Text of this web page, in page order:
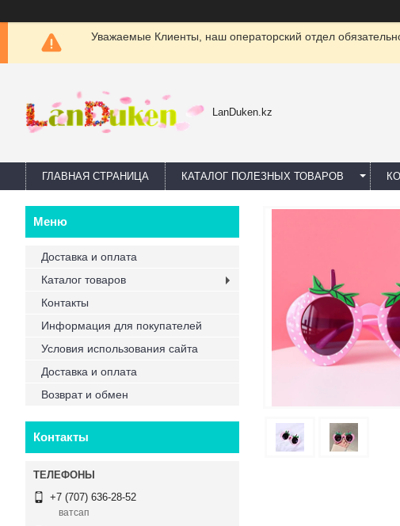
Уважаемые Клиенты, наш операторский отдел
LanDuken.kz
ГЛАВНАЯ СТРАНИЦА КАТАЛОГ ПОЛЕЗНЫХ ТОВАРОВ
Доставка и оплата
Каталог товаров
Контакты
Информация для покупателей
Условия использования сайта
Доставка и оплата
Возврат и обмен
Контакты
+7 (707) 636-28-52
ватсап